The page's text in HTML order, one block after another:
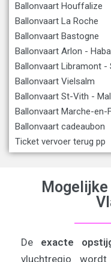
Ballonvaart Houffalize
Ballonvaart La Roche
Ballonvaart Bastogne
Ballonvaart Arlon -
Ballonvaart Libramont -
Ballonvaart Vielsalm
Ballonvaart St-Vith -
Ballonvaart Marche-en-
Ballonvaart cadeaubon
Ticket vervoer terug pp
De exacte
vluchtregio